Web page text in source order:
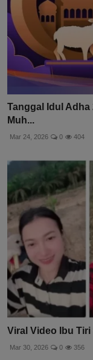
Tanggal Idul Adha
Muh...
Mar 24, 2026 0 404
Viral Video Ibu
Mar 30, 2026 0 356